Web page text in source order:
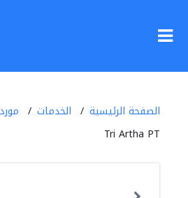
الصفحة الرئيسية الخدمات
Tri Artha PT